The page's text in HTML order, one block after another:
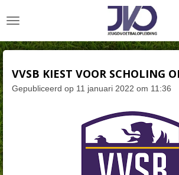
direct
de
VVSB KIEST VOOR SCHOLING
Gepubliceerd op 11 januari 2022 om 11:36